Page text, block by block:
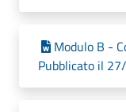
Modulo B -
Pubblicato il